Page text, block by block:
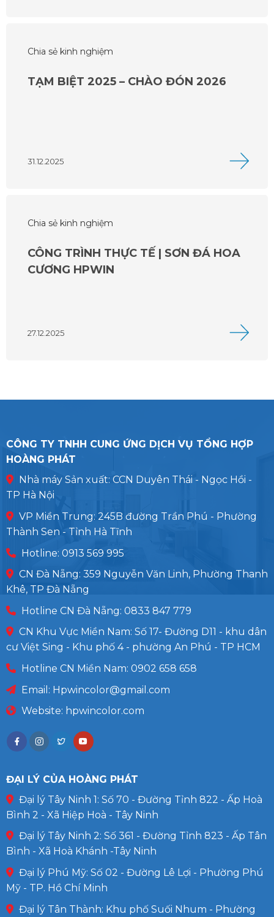
Chia sẻ kinh nghiệm
TẠM BIỆT 2025 – CHÀO ĐÓN 2026
31.12.2025
Chia sẻ kinh nghiệm
CÔNG TRÌNH THỰC TẾ | SƠN ĐÁ HOA
CƯƠNG HPWIN
27.12.2025
CÔNG TY TNHH CUNG ỨNG DỊCH VỤ TỔNG HỢP
HOÀNG PHÁT
Nhà máy Sản xuất: CCN Duyên Thái - Ngọc Hồi -
TP Hà Nội
VP Miền Trung: 245B đường Trần Phú - Phường
Thành Sen - Tỉnh Hà Tĩnh
Hotline: 0913 569 995
CN Đà Nẵng: 359 Nguyễn Văn Linh, Phường Thanh
Khê, TP Đà Nẵng
Hotline CN Đà Nẵng: 0833 847 779
CN Khu Vực Miền Nam: Số 17- Đường D11 - khu dân
cư Việt Sing - Khu phố 4 - phường An Phú - TP HCM
Hotline CN Miền Nam: 0902 658 658
Email: Hpwincolor@gmail.com
Website: hpwincolor.com
ĐẠI LÝ CỦA HOÀNG PHÁT
Đại lý Tây Ninh 1: Số 70 - Đường Tỉnh 822 - Ấp Hoà
Bình 2 - Xã Hiệp Hoà - Tây Ninh
Đại lý Tây Ninh 2: Số 361 - Đường Tỉnh 823 - Ấp Tân
Bình - Xã Hoà Khánh -Tây Ninh
Đại lý Phú Mỹ: Số 02 - Đường Lê Lợi - Phường Phú
Mỹ - TP. Hồ Chí Minh
Đại lý Tân Thành: Khu phố Suối Nhum - Phường